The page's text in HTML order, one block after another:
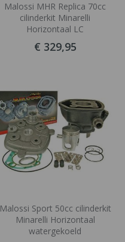
Malossi MHR Replica 70cc
cilinderkit Minarelli
Horizontaal LC
€ 329,95
Malossi Sport 50cc cilinderkit
Minarelli Horizontaal
watergekoeld